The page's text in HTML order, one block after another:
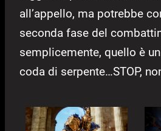
all’appello, ma potrebbe
seconda fase del
semplicemente, quello è
coda di serpente…STOP,